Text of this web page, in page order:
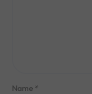
Name *